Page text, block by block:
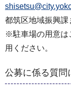
都筑区地域振興課
※駐車場の用意は
用ください。
公募に係る質問